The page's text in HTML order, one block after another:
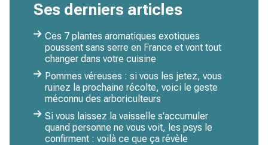
Ses derniers articles
Ces 7 plantes aromatiques exotiques
poussent sans serre en France et vont tout
changer dans votre cuisine
Pommes véreuses : si vous les jetez, vous
ruinez la prochaine récolte, voici le geste
méconnu des arboriculteurs
Si vous laissez la vaisselle s'accumuler
quand personne ne vous voit, les psys le
confirment : voilà ce que ça révèle